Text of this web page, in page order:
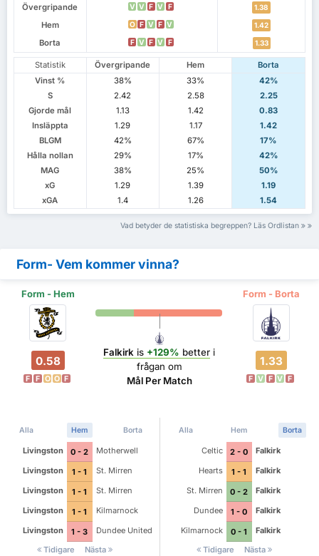
Övergripande
V V F V F 1.38
Hem O F V F V 1.42
Borta F V F V F 1.33
Statistik Övergripande Hem
Borta
Vinst %
38% 33%
42%
S
2.42 2.58
2.25
Gjorde mål
1.13 1.42
0.83
Insläppta
1.29 1.17
1.42
BLGM
42% 67%
17%
Hålla nollan
29% 17%
42%
MAG
38% 25%
50%
xG
1.29 1.39
1.19
xGA
1.4 1.26 1.54
Vad betyder de statistiska begreppen? Läs Ordlistan
Form- Vem kommer vinna?
Form - Hem Form - Borta
0.58
F F O O F
Falkirk is +129% better i
frågan om
Mål Per Match
1.33
F V F V F
Alla Hem Borta
Livingston 0 - 2
Motherwell
Livingston
1 - 1
St. Mirren
Livingston
1 - 1
St. Mirren
Livingston
1 - 1
Kilmarnock
Livingston
1 - 3
Dundee United
Tidigare
Nästa
Alla Hem Borta
Celtic 2 - 0
Falkirk
Hearts
1 - 1
Falkirk
St. Mirren
0 - 2
Falkirk
Dundee
1 - 0
Falkirk
Kilmarnock
0 - 1
Falkirk
Tidigare
Nästa